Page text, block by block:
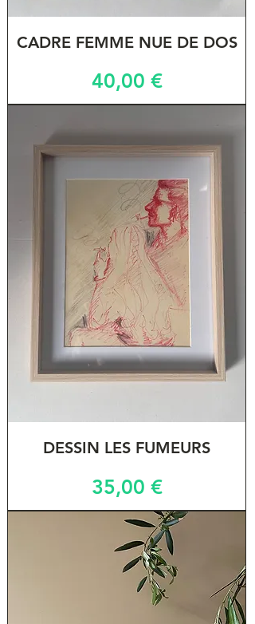
CADRE FEMME NUE DE DOS
Prix
40,00 €
DESSIN LES FUMEURS
Prix
35,00 €